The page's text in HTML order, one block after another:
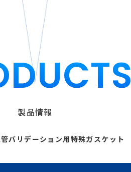
製品情報
リデーション用特殊ガスケット